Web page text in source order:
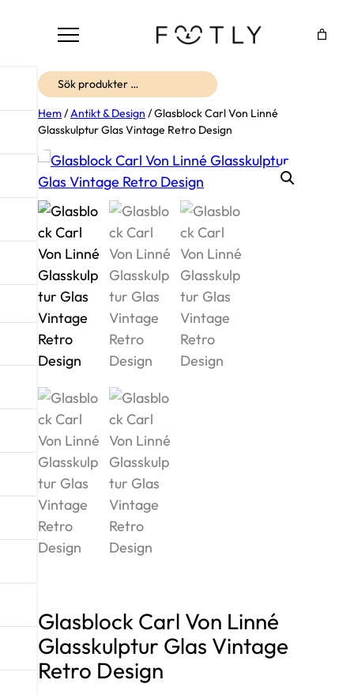
Sök
Hem / Antikt & Design / Glasblock Carl Von Linné
Glasskulptur Glas Vintage Retro Design
Glasblock Carl Von Linné
Glasskulptur Glas Vintage
Retro Design